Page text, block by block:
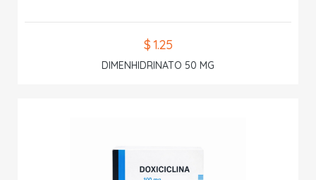
$ 1.25
DIMENHIDRINATO 50 MG